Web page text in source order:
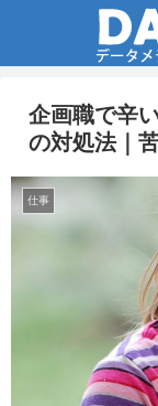
企画職で辛
の対処法｜
仕事